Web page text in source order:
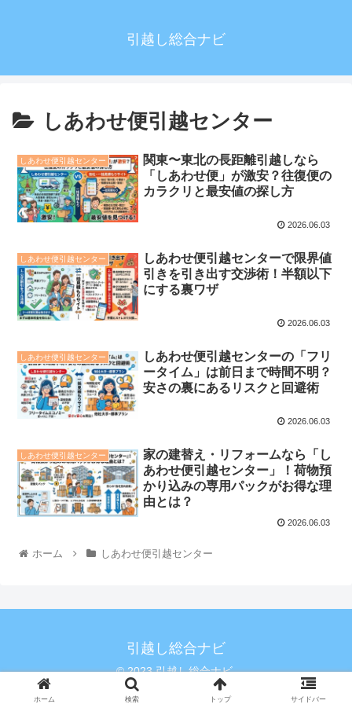
引越し総合ナビ
しあわせ便引越センター
しあわせ便引越センター
関東〜東北の長距離引越しなら
「しあわせ便」が激安？往復便の
カラクリと最安値の探し方
2026.06.03
しあわせ便引越センター
しあわせ便引越センターで限界値
引きを引き出す交渉術！半額以下
にする裏ワザ
2026.06.03
しあわせ便引越センター
しあわせ便引越センターの「フリ
ータイム」は前日まで時間不明？
安さの裏にあるリスクと回避術
2026.06.03
しあわせ便引越センター
家の建替え・リフォームなら「し
あわせ便引越センター」！荷物預
かり込みの専用パックがお得な理
由とは？
2026.06.03
ホーム しあわせ便引越センター
引越し総合ナビ
© 2023 引越し総合ナビ.
ホーム 検索 トップ サイドバー